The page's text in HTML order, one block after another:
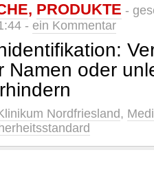
, PRODUKTE -
- ein Kommentar
Namen oder
Nordfriesland,